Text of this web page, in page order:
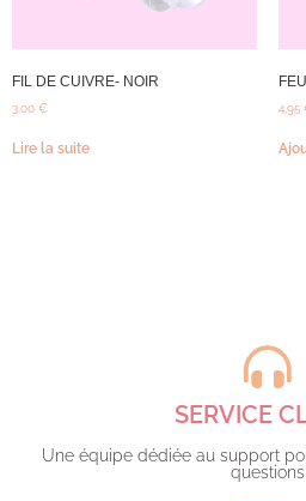
FIL DE CUIVRE- NOIR
3,00 €
Lire la suite
4,95
SERVICE
Une équipe dédiée au support
questions​